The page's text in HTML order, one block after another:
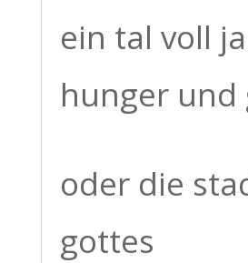
ein tal voll
hunger und
oder die
gottes